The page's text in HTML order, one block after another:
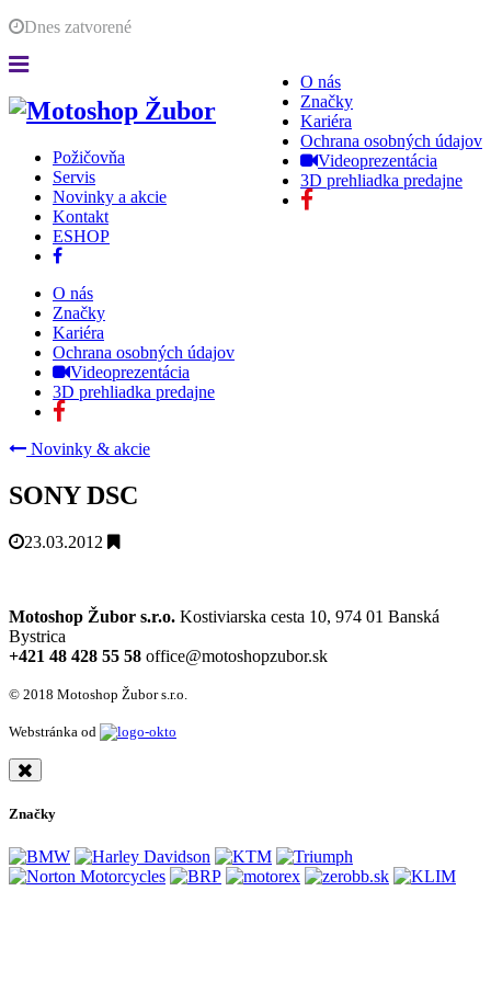
Dnes zatvorené
O nás
Značky
Kariéra
Ochrana osobných údajov
Videoprezentácia
3D prehliadka predajne
Požičovňa
Servis
Novinky a akcie
Kontakt
ESHOP
O nás
Značky
Kariéra
Ochrana osobných údajov
Videoprezentácia
3D prehliadka predajne
Novinky & akcie
SONY DSC
23.03.2012
Motoshop Žubor s.r.o. Kostiviarska cesta 10, 974 01 Banská
Bystrica
+421 48 428 55 58 office@motoshopzubor.sk
© 2018 Motoshop Žubor s.r.o.
Webstránka od
Značky